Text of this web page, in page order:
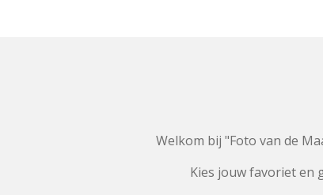
Welkom bij "Foto van de
Kies jouw favoriet en